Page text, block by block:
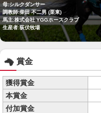
母:シルクダンサー
調教師:柴田 不二男 (栗東)
馬主:株式会社 YGGホースクラブ
生産者:荻伏牧場
賞金
獲得賞金
本賞金
付加賞金